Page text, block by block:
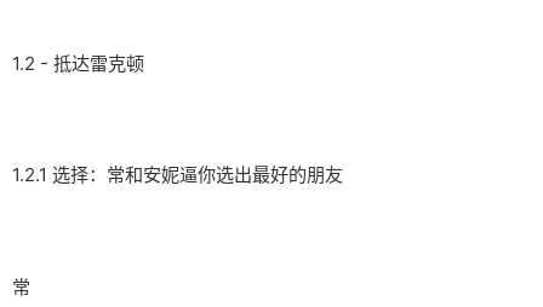
1.2 - 抵达雷克顿
1.2.1 选择：常和安妮逼你选出最好的朋友
常